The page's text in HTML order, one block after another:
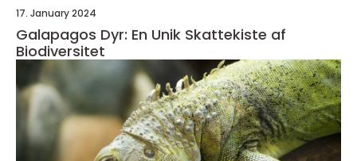
17. January 2024
Galapagos Dyr: En Unik Skattekiste af
Biodiversitet